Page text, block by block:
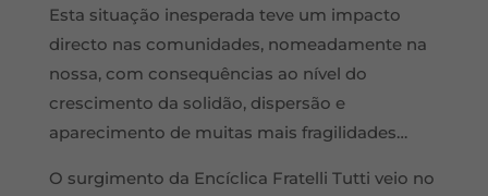
Esta situação inesperada teve um impacto
directo nas comunidades, nomeadamente na
nossa, com consequências ao nível do
crescimento da solidão, dispersão e
aparecimento de muitas mais fragilidades…
O surgimento da Encíclica Fratelli Tutti veio no